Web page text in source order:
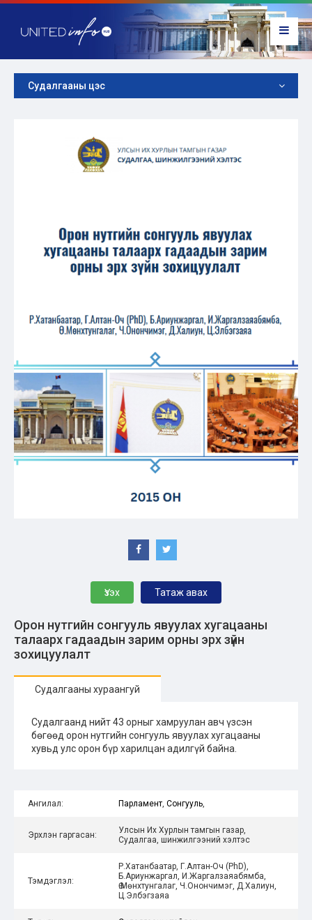
Судалгааны цэс
Үзэх Татаж авах
Орон нутгийн сонгууль явуулах хугацааны
талаарх гадаадын зарим орны эрх зүйн
зохицуулалт
Судалгааны хураангуй
Судалгаанд нийт 43 орныг хамруулан авч үзсэн
бөгөөд орон нутгийн сонгууль явуулах хугацааны
хувьд улс орон бүр харилцан адилгүй байна.
Ангилал: Парламент Сонгууль
Эрхлэн гаргасан:
Улсын Их Хурлын тамгын газар,
Судалгаа, шинжилгээний хэлтэс
Тэмдэглэл:
Р.Хатанбаатар, Г.Алтан-Оч (PhD),
Б.Ариунжаргал, И.Жаргалзаяабямба,
Ө.Мөнхтунгалаг, Ч.Онончимэг, Д.Халиун,
Ц.Элбэгзаяа